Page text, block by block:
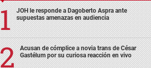
JOH le responde a Dagoberto Aspra ante
supuestas amenazas en audiencia
Acusan de cómplice a novia trans de César
Gastélum por su curiosa reacción en vivo